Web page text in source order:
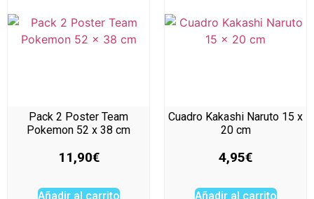
Pack 2 Poster Team
Pokemon 52 x 38 cm
11,90€
Añadir al carrito
Cuadro Kakashi Naruto 15 x
20 cm
4,95€
Añadir al carrito